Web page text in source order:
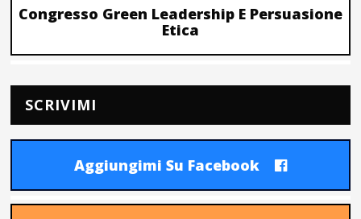
Congresso Green Leadership E Persuasione
Etica
SCRIVIMI
Aggiungimi Su Facebook